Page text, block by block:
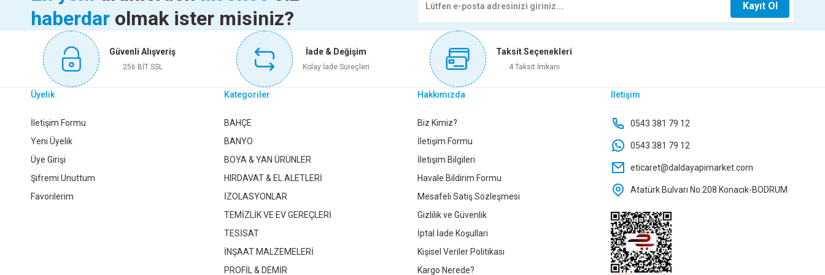
Sepete Ekle Sepete Ekle
KINETEX SPATULA 140 MM KTX-2162 KINETEX LEHİM TABANCASI 40-80W KTX-2687 ZIMPARA TAKOZU 1738 DUYAR MERMER MALASI AÇIK SAP 35CM 410
Sepete Ekle
202,35 TL
102,70 TL
Sepete Ekle
117,50 TL
Sepete Ekle
132,30 TL
Sepete Ekle
124,90 TL
465,70 TL
Sepete Ekle
haberdar olmak ister misiniz?
Kayıt Ol
Güvenli Alışveriş
256 BİT SSL
İade & Değişim
Kolay İade Süreçleri
Taksit Seçenekleri
4 Taksit İmkanı
Üyelik
İletişim Formu
Yeni Üyelik
Üye Girişi
Şifremi Unuttum
Favorilerim
Kategoriler
BAHÇE
BANYO
BOYA & YAN ÜRÜNLER
HIRDAVAT & EL ALETLERİ
İZOLASYONLAR
TEMİZLİK VE EV GEREÇLERİ
TESİSAT
İNŞAAT MALZEMELERİ
PROFİL & DEMİR
Hakkımızda
Biz Kimiz?
İletişim Formu
İletişim Bilgileri
Havale Bildirim Formu
Mesafeli Satış Sözleşmesi
Gizlilik ve Güvenlik
İptal İade Koşullari
Kişisel Veriler Politikası
Kargo Nerede?
İletişim
0543 381 79 12
0543 381 79 12
eticaret@daldayapimarket.com
Atatürk Bulvarı No:208 Konacık-BODRUM